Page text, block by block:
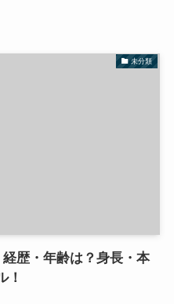
未分類
歴・年齢は？身長・本
！